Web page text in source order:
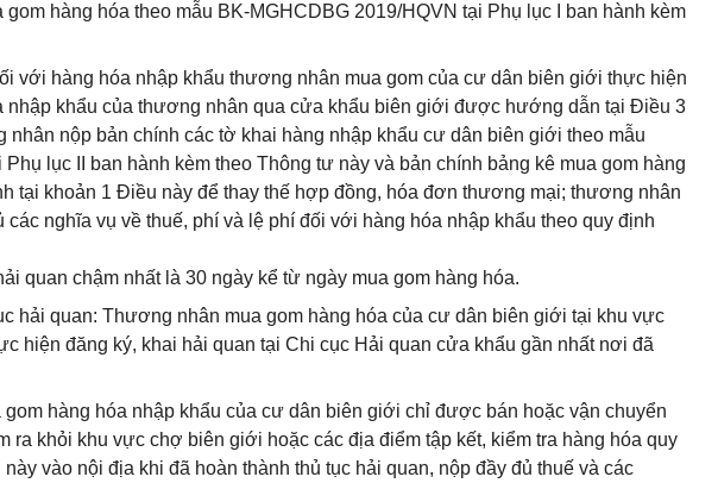
gom hàng hóa theo mẫu BK-MGHCDBG 2019/HQVN tại Phụ lục I ban hành kèm
với hàng hóa nhập khẩu thương nhân mua gom của cư dân biên giới thực hiện
nhập khẩu của thương nhân qua cửa khẩu biên giới được hướng dẫn tại Điều 3
nhân nộp bản chính các tờ khai hàng nhập khẩu cư dân biên giới theo mẫu
Phụ lục II ban hành kèm theo Thông tư này và bản chính bảng kê mua gom hàng
tại khoản 1 Điều này để thay thế hợp đồng, hóa đơn thương mại; thương nhân
các nghĩa vụ về thuế, phí và lệ phí đối với hàng hóa nhập khẩu theo quy định
quan chậm nhất là 30 ngày kể từ ngày mua gom hàng hóa.
hải quan: Thương nhân mua gom hàng hóa của cư dân biên giới tại khu vực
hiện đăng ký, khai hải quan tại Chi cục Hải quan cửa khẩu gần nhất nơi đã
hàng hóa nhập khẩu của cư dân biên giới chỉ được bán hoặc vận chuyển
ra khỏi khu vực chợ biên giới hoặc các địa điểm tập kết, kiểm tra hàng hóa quy
vào nội địa khi đã hoàn thành thủ tục hải quan, nộp đầy đủ thuế và các